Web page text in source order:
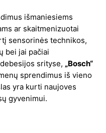
išmaniesiems
ar skaitmenizuotai
sensorinės technikos,
bei jai pačiai
srityse, „Bosch“
sprendimus iš vieno
yra kurti naujoves
gyvenimui.